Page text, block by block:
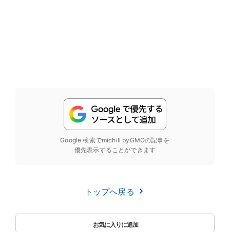
Google 検索でmichill byGMOの記事を
優先表示することができます
トップへ戻る